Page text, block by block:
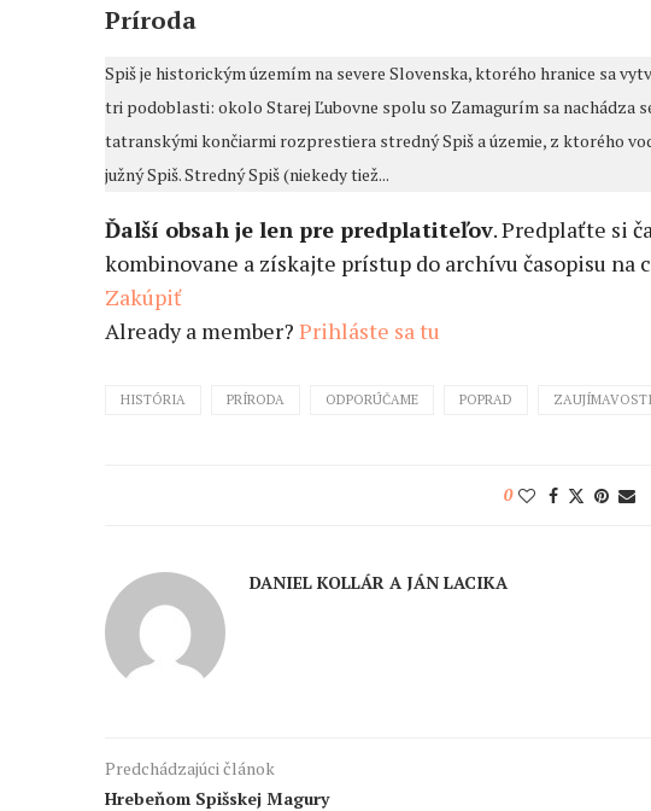
Príroda
Spiš je historickým územím na severe Slovenska, ktorého hranice sa
tri podoblasti: okolo Starej Ľubovne spolu so Zamagurím sa nachádza
tatranskými končiarmi rozprestiera stredný Spiš a územie, z ktorého
južný Spiš. Stredný Spiš (niekedy tiež...
Ďalší obsah je len pre predplatiteľov. Predplaťte si
kombinovane a získajte prístup do archívu časopisu na
Zakúpiť
Already a member? Prihláste sa tu
HISTÓRIA PRÍRODA ODPORÚČAME POPRAD ZAUJÍMAVOSTI
0
DANIEL KOLLÁR A JÁN LACIKA
Predchádzajúci článok
Hrebeňom Spišskej Magury